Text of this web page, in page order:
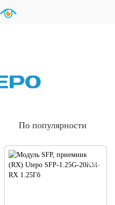
По популярности